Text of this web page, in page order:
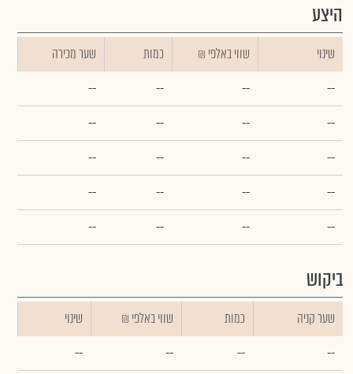
היצע
שינוי ₪ שווי באלפי כמות
שער מכירה
--
--
--
--
--
--
--
--
--
--
--
--
--
--
--
--
--
--
--
--
ביקוש
שער קניה כמות ₪ שווי באלפי
שינוי
--
--
--
--